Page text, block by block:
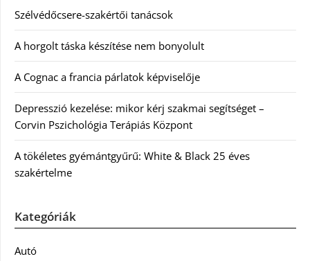
Szélvédőcsere-szakértői tanácsok
A horgolt táska készítése nem bonyolult
A Cognac a francia párlatok képviselője
Depresszió kezelése: mikor kérj szakmai segítséget –
Corvin Pszichológia Terápiás Központ
A tökéletes gyémántgyűrű: White & Black 25 éves
szakértelme
Kategóriák
Autó